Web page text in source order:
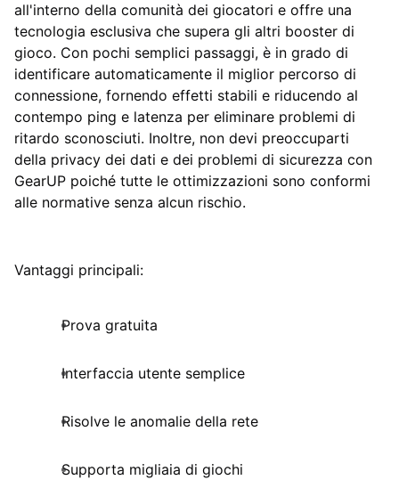
all'interno della comunità dei giocatori e offre una
tecnologia esclusiva che supera gli altri booster di
gioco. Con pochi semplici passaggi, è in grado di
identificare automaticamente il miglior percorso di
connessione, fornendo effetti stabili e riducendo al
contempo ping e latenza per eliminare problemi di
ritardo sconosciuti. Inoltre, non devi preoccuparti
della privacy dei dati e dei problemi di sicurezza con
GearUP poiché tutte le ottimizzazioni sono conformi
alle normative senza alcun rischio.
Vantaggi principali:
Prova gratuita
Interfaccia utente semplice
Risolve le anomalie della rete
Supporta migliaia di giochi